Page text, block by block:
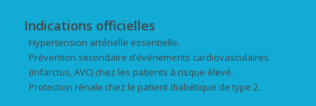
Indications officielles
Hypertension artérielle essentielle.
Prévention secondaire d’événements cardiovasculaires
(infarctus, AVC) chez les patients à risque élevé.
Protection rénale chez le patient diabétique de type 2.